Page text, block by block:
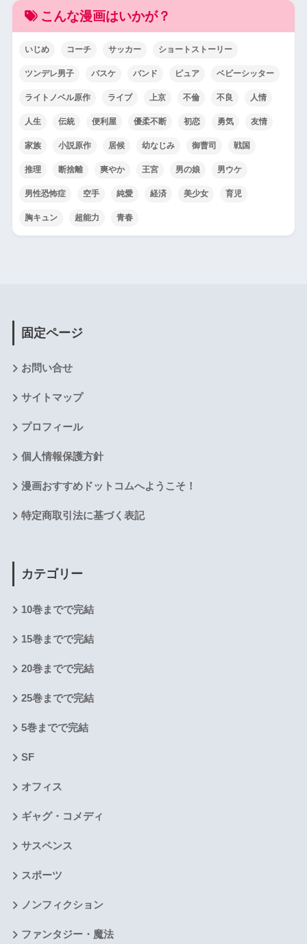
こんな漫画はいかが？
いじめ コーチ サッカー ショートストーリー
ツンデレ男子 バスケ バンド ピュア ベビーシッター
ライトノベル原作 ライブ 上京 不倫 不良 人情
人生 伝統 便利屋 優柔不断 初恋 勇気 友情
家族 小説原作 居候 幼なじみ 御曹司 戦国
推理 断捨離 爽やか 王宮 男の娘 男ウケ
男性恐怖症 空手 純愛 経済 美少女 育児
胸キュン 超能力 青春
固定ページ
お問い合せ
サイトマップ
プロフィール
個人情報保護方針
漫画おすすめドットコムへようこそ！
特定商取引法に基づく表記
カテゴリー
10巻までで完結
15巻までで完結
20巻までで完結
25巻までで完結
5巻までで完結
SF
オフィス
ギャグ・コメディ
サスペンス
スポーツ
ノンフィクション
ファンタジー・魔法